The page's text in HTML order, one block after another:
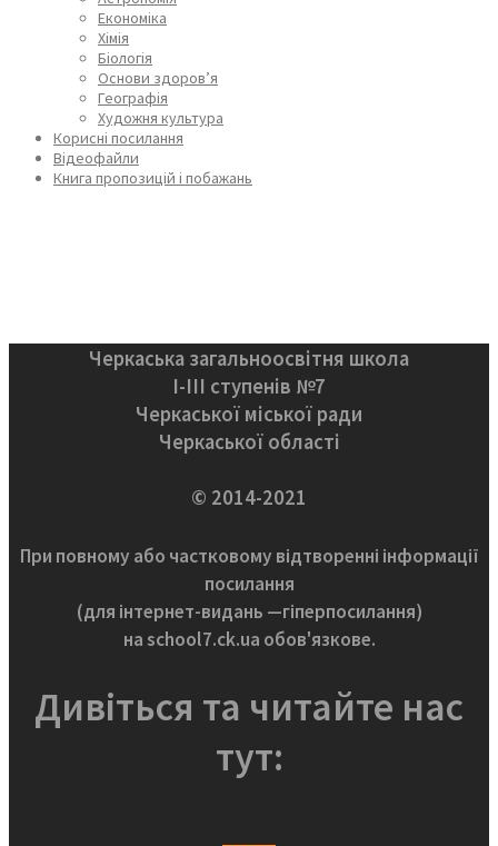
Економіка
Хімія
Біологія
Основи здоров’я
Географія
Художня культура
Корисні посилання
Відеофайли
Книга пропозицій і побажань
Черкаська загальноосвітня школа
І-ІІІ ступенів №7
Черкаської міської ради
Черкаської області
© 2014-2021
При повному або частковому відтворенні інформації
посилання
(для інтернет-видань —гіперпосилання)
на school7.ck.ua обов'язкове.
Дивіться та читайте нас
тут: